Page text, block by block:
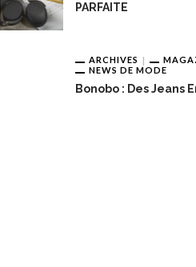
PARFAITE
ARCHIVES
NEWS DE MODE
Bonobo : Des Jeans